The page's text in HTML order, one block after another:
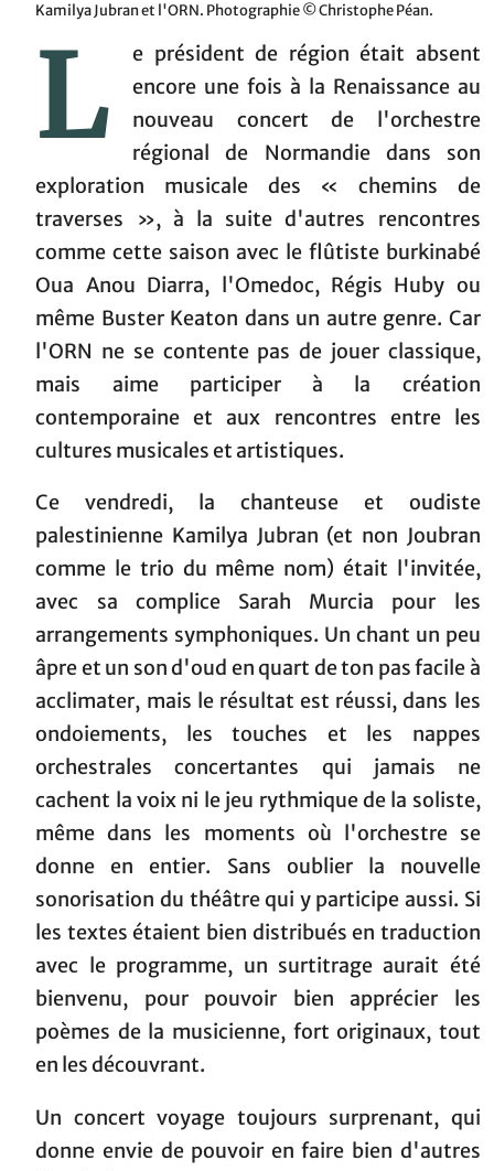
Kamilya Jubran et l'ORN. Photographie © Christophe Péan.
L
e président de région était absent
encore une fois à la Renaissance au
nouveau concert de l'orchestre
régional de Normandie dans son
exploration musicale des « chemins de
traverses », à la suite d'autres rencontres
comme cette saison avec le flûtiste burkinabé
Oua Anou Diarra, l'Omedoc, Régis Huby ou
même Buster Keaton dans un autre genre. Car
l'ORN ne se contente pas de jouer classique,
mais aime participer à la création
contemporaine et aux rencontres entre les
cultures musicales et artistiques.
Ce vendredi, la chanteuse et oudiste
palestinienne Kamilya Jubran (et non Joubran
comme le trio du même nom) était l'invitée,
avec sa complice Sarah Murcia pour les
arrangements symphoniques. Un chant un peu
âpre et un son d'oud en quart de ton pas facile à
acclimater, mais le résultat est réussi, dans les
ondoiements, les touches et les nappes
orchestrales concertantes qui jamais ne
cachent la voix ni le jeu rythmique de la soliste,
même dans les moments où l'orchestre se
donne en entier. Sans oublier la nouvelle
sonorisation du théâtre qui y participe aussi. Si
les textes étaient bien distribués en traduction
avec le programme, un surtitrage aurait été
bienvenu, pour pouvoir bien apprécier les
poèmes de la musicienne, fort originaux, tout
en les découvrant.
Un concert voyage toujours surprenant, qui
donne envie de pouvoir en faire bien d'autres